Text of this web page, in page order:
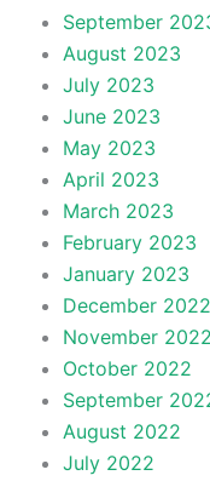
September
August 2023
July 2023
June 2023
May 2023
April 2023
March 2023
February 2023
January 2023
December 2022
November 2022
October 2022
September
August 2022
July 2022